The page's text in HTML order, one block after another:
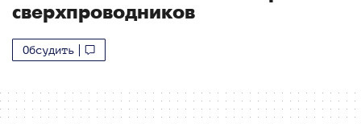
сверхпроводников
Обсудить